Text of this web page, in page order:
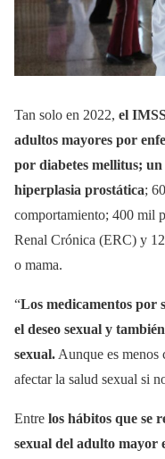
Tan solo en 2022, el
adultos mayores por
por diabetes mellitus;
hiperplasia prostática;
comportamiento; 400 mil
Renal Crónica (ERC) y
o mama.
“Los medicamentos por
el deseo sexual y
sexual. Aunque es menos
afectar la salud sexual si
Entre los hábitos que se
sexual del adulto mayor